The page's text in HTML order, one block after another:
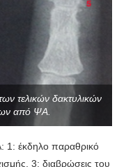
τελικών δακτυλικών
από ΨΑ.
1: έκδηλο παραθρικό
3: διαβρώσεις του